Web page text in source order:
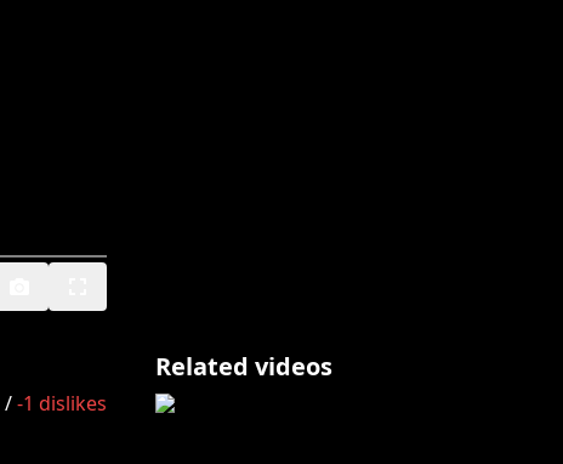
/-1 dislikes
Related videos